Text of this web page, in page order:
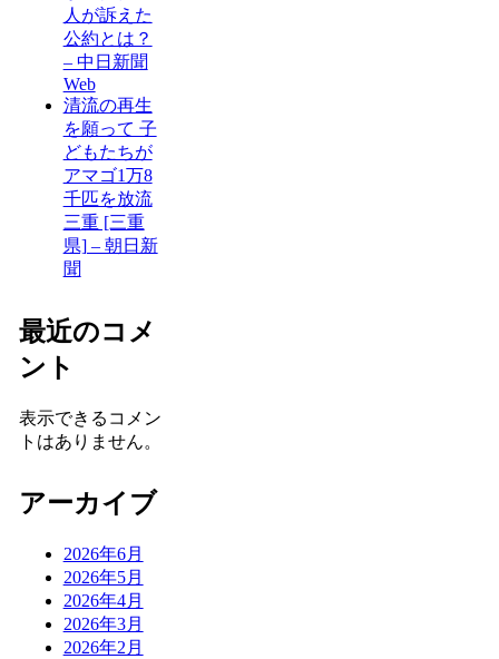
人が訴えた
公約とは？
– 中日新聞
Web
清流の再生
を願って 子
どもたちが
アマゴ1万8
千匹を放流
三重 [三重
県] – 朝日新
聞
最近のコメ
ント
表示できるコメン
トはありません。
アーカイブ
2026年6月
2026年5月
2026年4月
2026年3月
2026年2月